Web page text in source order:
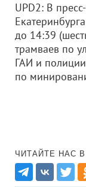
UPD2: В
до 14:39
трамваев по
ГАИ и
по
ЧИТАЙТЕ НАС